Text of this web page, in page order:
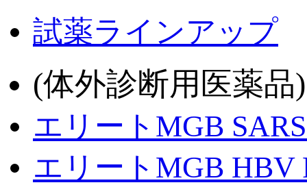
試薬ラインアップ
(体外診断用医薬品)
エリートMGB
エリートMGB HBV